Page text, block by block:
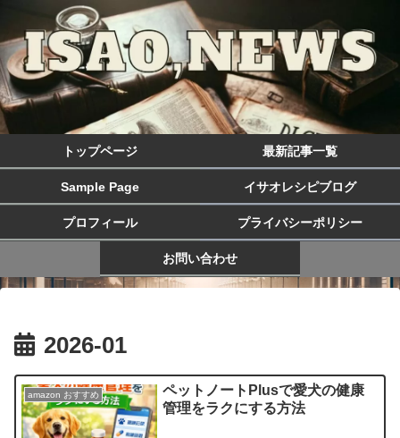
トップページ 最新記事一覧
Sample Page イサオレシピブログ
プロフィール プライバシーポリシー
お問い合わせ
2026-01
amazon おすすめ
ペットノートPlusで愛犬の健康
管理をラクにする方法